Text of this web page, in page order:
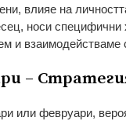
влияе на
носи специфични
и взаимодействаме
–
или февруари,